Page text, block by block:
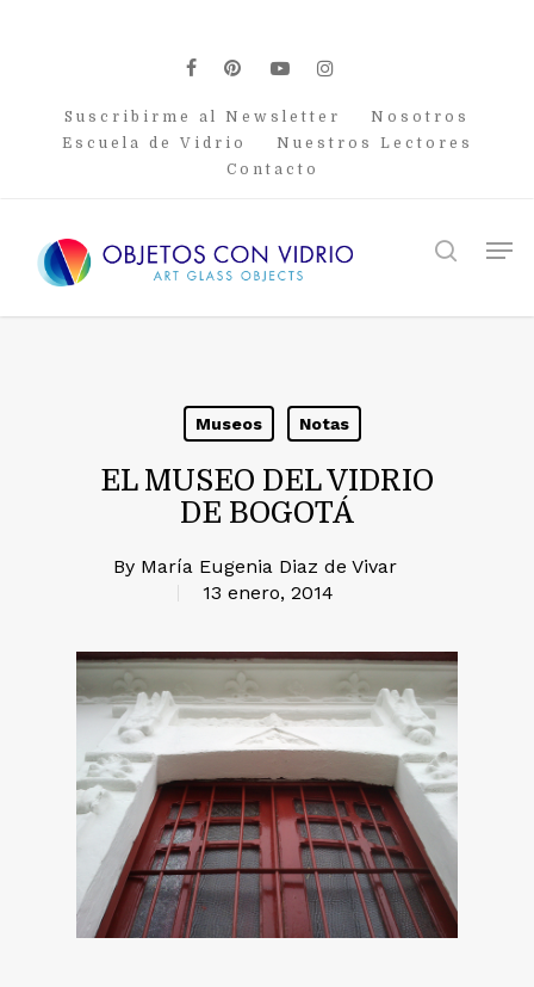
facebook
pinterest
youtubeinstagram
Suscribirme al Newsletter
Nosotros
Escuela de Vidrio
Nuestros Lectores
Contacto
search
Museos Notas
EL MUSEO DEL VIDRIO
DE BOGOTÁ
By María Eugenia Diaz de Vivar
13 enero, 2014